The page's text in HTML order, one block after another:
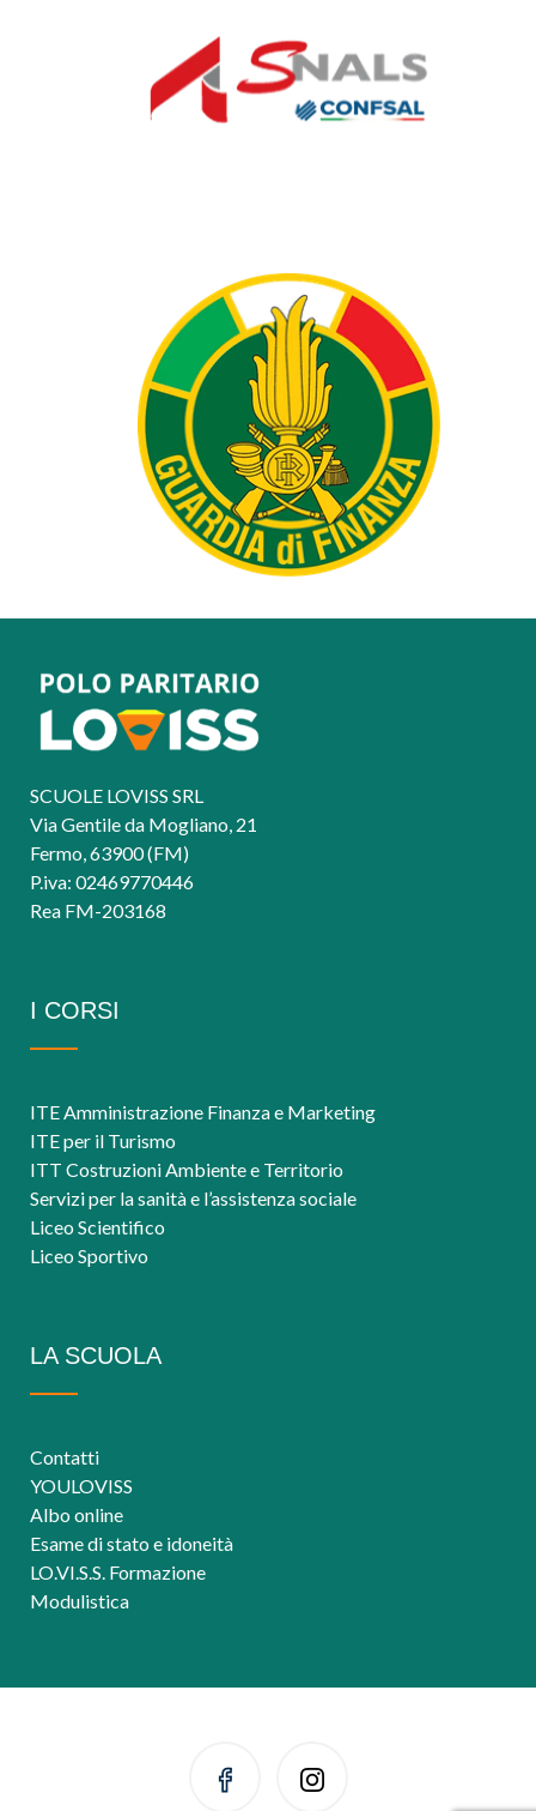
SCUOLE LOVISS SRL
Via Gentile da Mogliano, 21
Fermo, 63900 (FM)
P.iva: 02469770446
Rea FM-203168
I CORSI
ITE Amministrazione Finanza e Marketing
ITE per il Turismo
ITT Costruzioni Ambiente e Territorio
Servizi per la sanità e l’assistenza sociale
Liceo Scientifico
Liceo Sportivo
LA SCUOLA
Contatti
YOULOVISS
Albo online
Esame di stato e idoneità
LO.VI.S.S. Formazione
Modulistica